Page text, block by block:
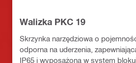
Walizka PKC 19
Skrzynka narzędziowa o
odporna na uderzenia,
IP65 i wyposażona w system